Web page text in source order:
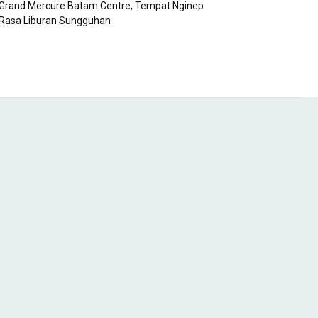
Mercure Batam Centre, Tempat Nginep
Liburan Sungguhan